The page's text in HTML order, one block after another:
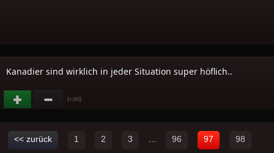
Kanadier sind wirklich in jeder Situation super höflich..
(+165)
<< zurück 1 2 3 96 97 98